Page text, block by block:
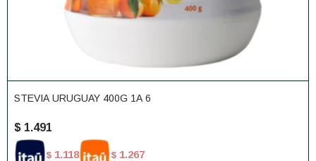
STEVIA URUGUAY 400G 1A 6
$ 1.491
$ 1.118 $ 1.267